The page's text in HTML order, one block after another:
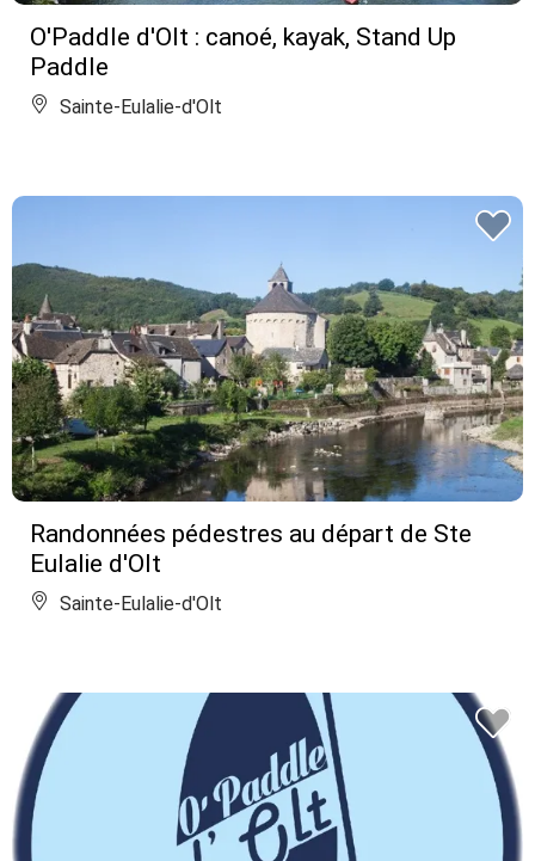
O'Paddle d'Olt : canoé, kayak, Stand Up
Paddle
Sainte-Eulalie-d'Olt
Randonnées pédestres au départ de Ste
Eulalie d'Olt
Sainte-Eulalie-d'Olt